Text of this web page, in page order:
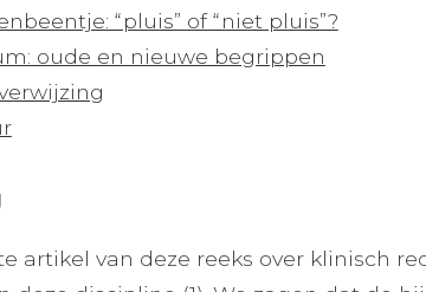
“pluis” of “niet pluis”?
oude en nieuwe begrippen
artikel van deze reeks over klinisch